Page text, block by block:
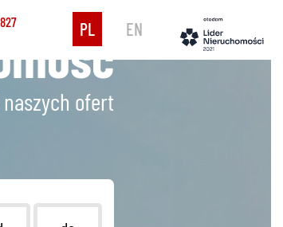
PL EN
naszych ofert